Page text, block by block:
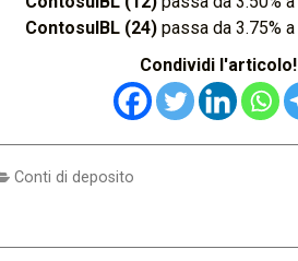
ContosuIBL (24) passa da 3.75% a
Condividi l'articolo!
Conti di deposito